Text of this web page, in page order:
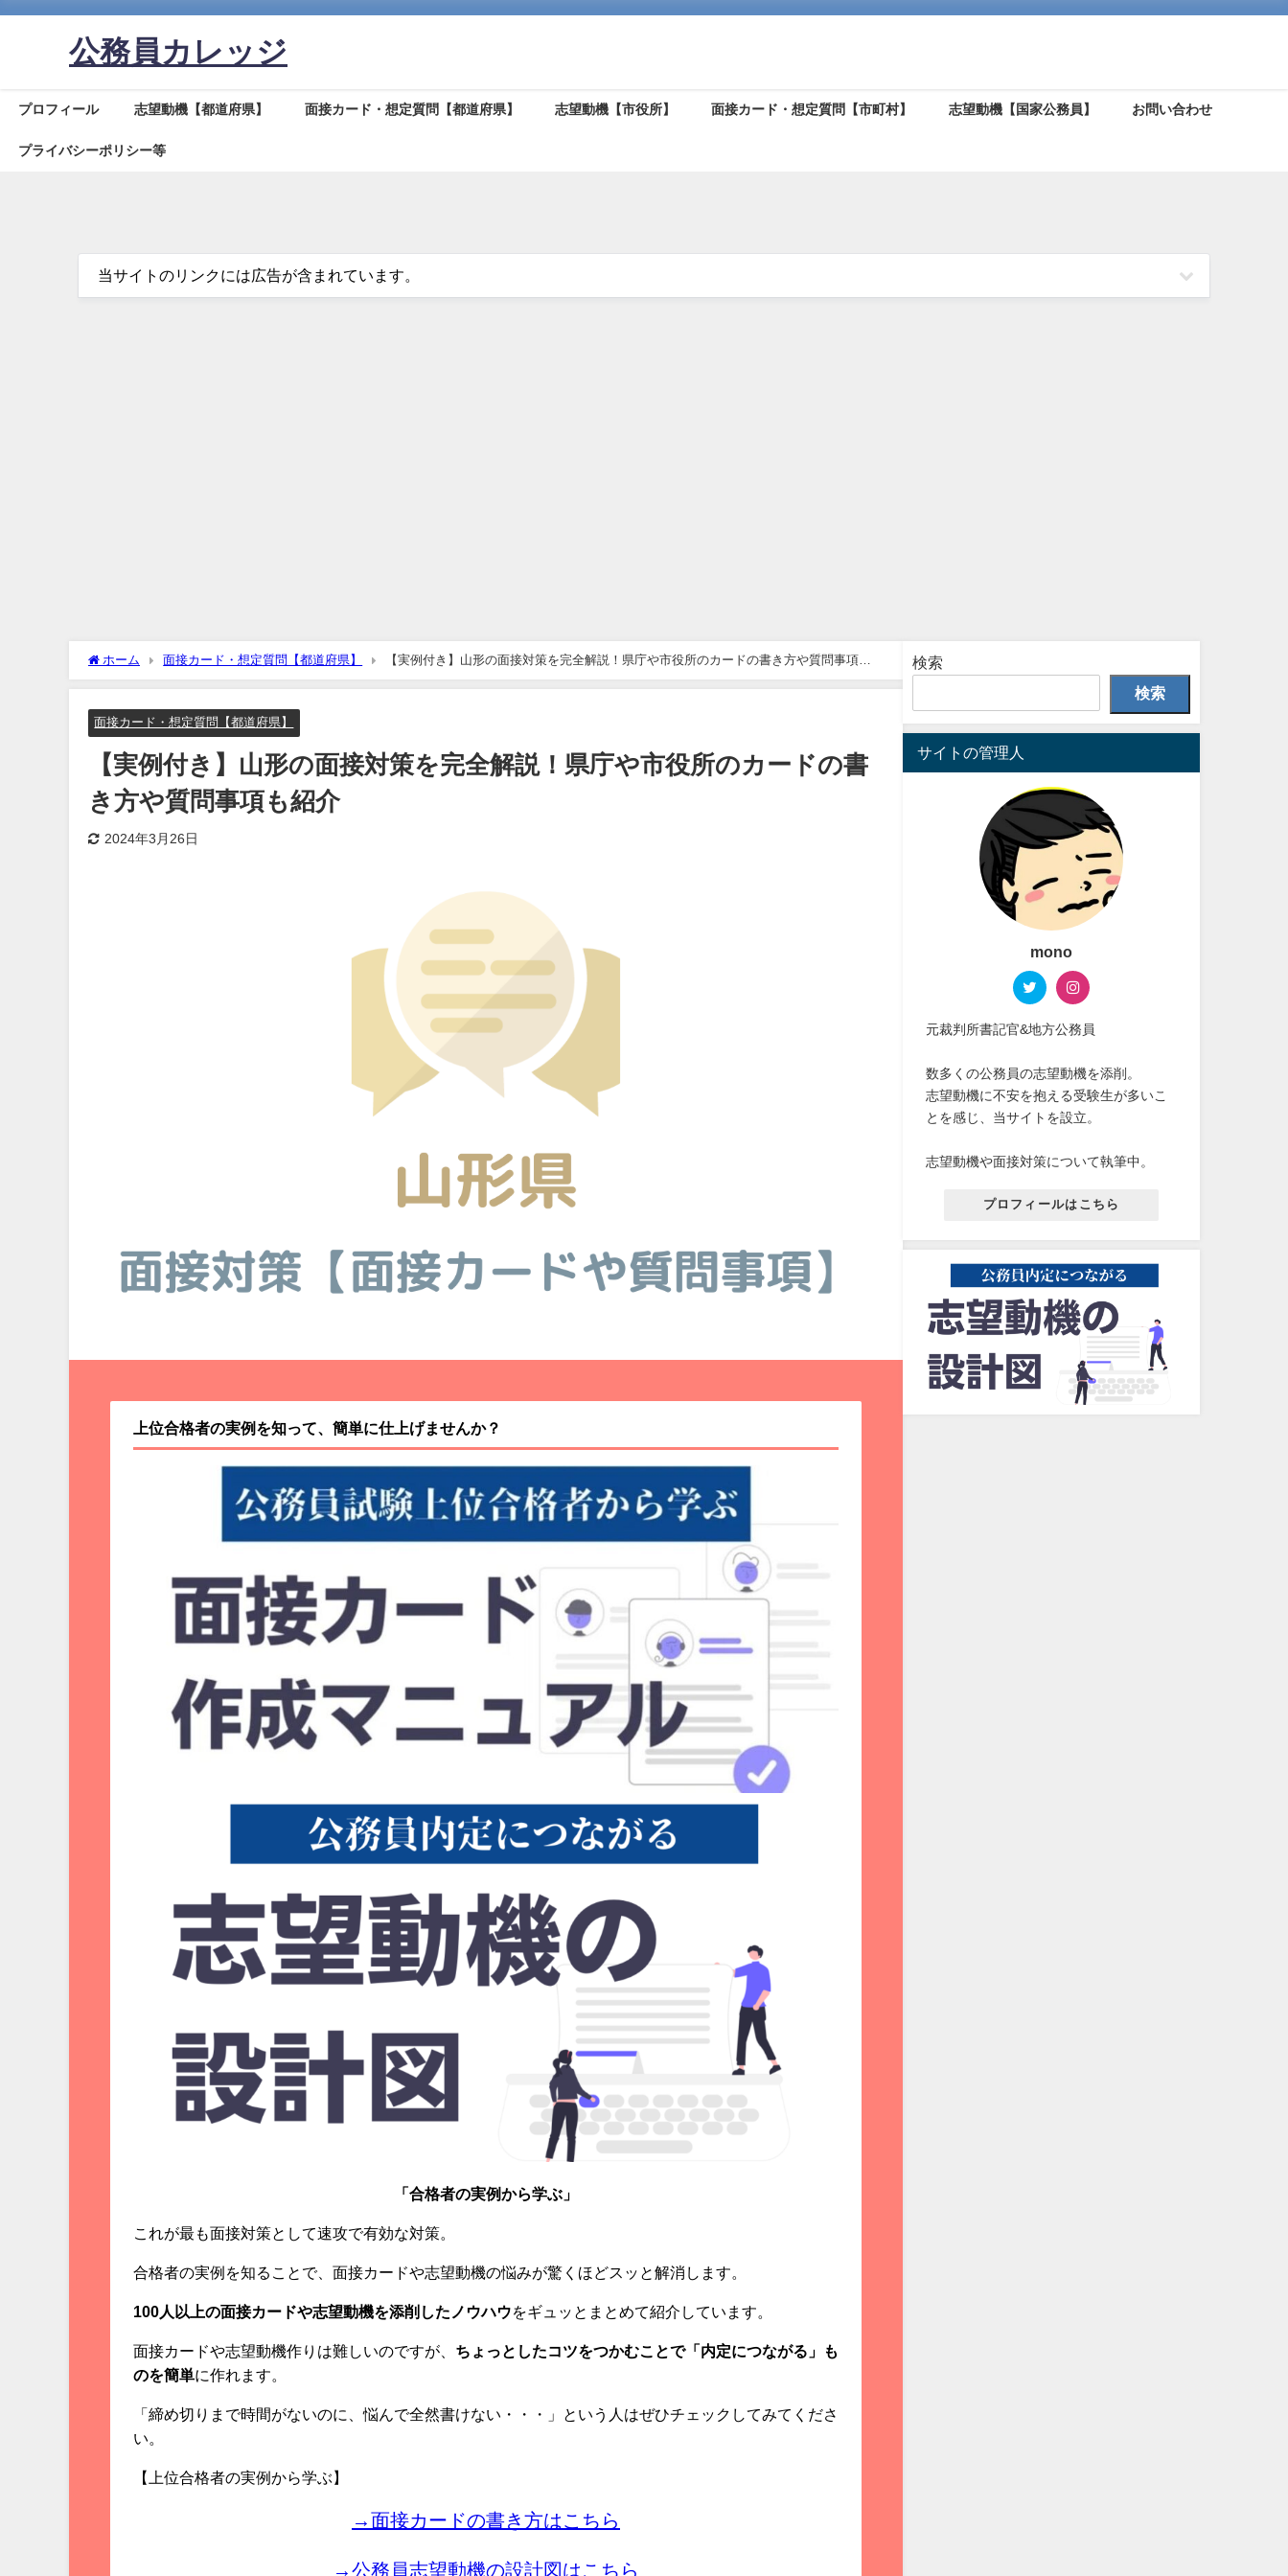
公務員カレッジ
プロフィール 志望動機【都道府県】 面接カード・想定質問【都道府県】 志望動機【市役所】 面接カード・想定質問【市町村】 志望動機【国家公務員】 お問い合わせ
プライバシーポリシー等
当サイトのリンクには広告が含まれています。
ホーム 面接カード・想定質問【都道府県】
【実例付き】山形の面接対策を完全解説！県庁や市役所のカードの書き方や質問事項も
紹介
面接カード・想定質問【都道府県】
【実例付き】山形の面接対策を完全解説！県庁や市役所のカードの書
き方や質問事項も紹介
2024年3月26日
上位合格者の実例を知って、簡単に仕上げませんか？
「合格者の実例から学ぶ」
これが最も面接対策として速攻で有効な対策。
合格者の実例を知ることで、面接カードや志望動機の悩みが驚くほどスッと解消します。
100人以上の面接カードや志望動機を添削したノウハウをギュッとまとめて紹介しています。
面接カードや志望動機作りは難しいのですが、 ちょっとしたコツをつかむことで「内定につながる」も
のを簡単に作れます。
「締め切りまで時間がないのに、悩んで全然書けない・・・」という人はぜひチェックしてみてくださ
い。
【上位合格者の実例から学ぶ】
→面接カードの書き方はこちら
→公務員志望動機の設計図はこちら
検索
検索
サイトの管理人
mono
元裁判所書記官&地方公務員
数多くの公務員の志望動機を添削。
志望動機に不安を抱える受験生が多いこ
とを感じ、当サイトを設立。
志望動機や面接対策について執筆中。
プロフィールはこちら